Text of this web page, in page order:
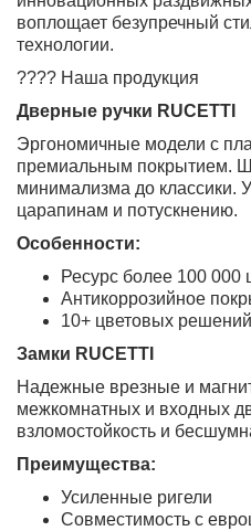
воплощает безупречный
технологии.
???? Наша продукция
Дверные ручки RUCETTI
Эргономичные модели с
премиальным покрытием.
минимализма до классики.
царапинам и потускнению.
Особенности:
Ресурс более 100 000
Антикоррозийное
10+ цветовых решений
Замки RUCETTI
Надежные врезные и
межкомнатных и входных
взломостойкость и
Преимущества:
Усиленные ригели
Совместимость с